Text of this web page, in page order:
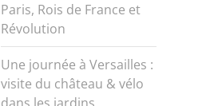
Paris, Rois de France et
Révolution
Une journée à Versailles :
visite du château & vélo